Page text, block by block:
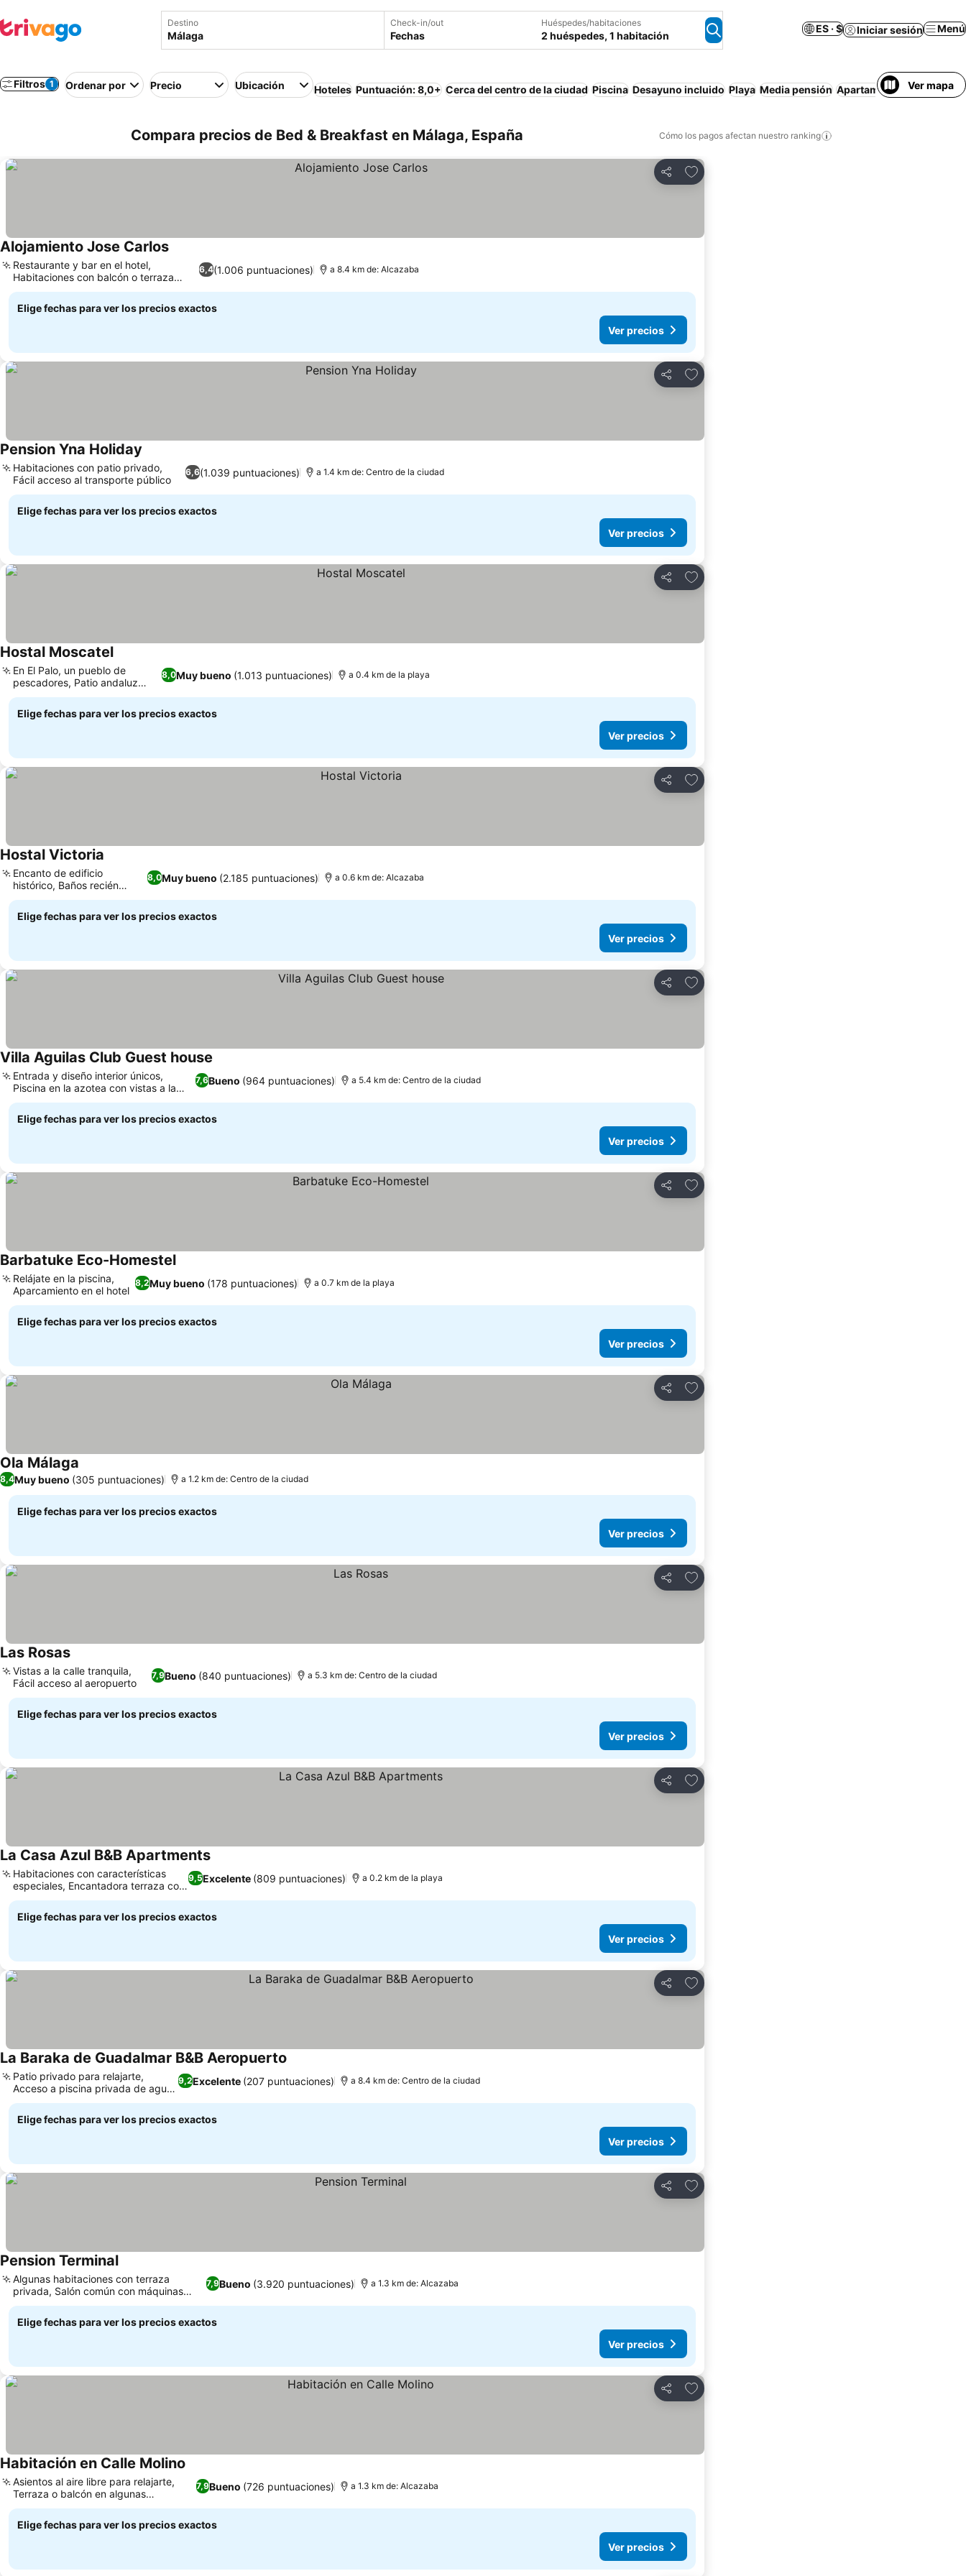
Destino Check-in/out
Fechas
Huéspedes/habitaciones
2 huéspedes, 1 habitación
ES · $ Iniciar sesión Menú
Filtros 1 Ordenar por Precio Ubicación Hoteles Puntuación: 8,0+ Cerca del centro de la ciudad Piscina Desayuno incluido Playa Media pensión Apartamento amueblado
Ver mapa
Compara precios de Bed & Breakfast en Málaga, España Cómo los pagos afectan nuestro ranking
Compartir
Agregar a favoritos
Alojamiento Jose Carlos
6,4(1.006 puntuaciones)
Restaurante y bar en el hotel,
Habitaciones con balcón o terraza
privados
a 8.4 km de: Alcazaba
Elige fechas para ver los precios exactos
Ver precios
Compartir
Agregar a favoritos
Pension Yna Holiday
6,6(1.039 puntuaciones)
Habitaciones con patio privado,
Fácil acceso al transporte público
a 1.4 km de: Centro de la ciudad
Elige fechas para ver los precios exactos
Ver precios
Compartir
Agregar a favoritos
Hostal Moscatel
8,0Muy bueno (1.013 puntuaciones)
En El Palo, un pueblo de
pescadores, Patio andaluz
tradicional
a 0.4 km de la playa
Elige fechas para ver los precios exactos
Ver precios
Compartir
Agregar a favoritos
Hostal Victoria
8,0Muy bueno (2.185 puntuaciones)
Encanto de edificio
histórico, Baños recién
reformados
a 0.6 km de: Alcazaba
Elige fechas para ver los precios exactos
Ver precios
Compartir
Agregar a favoritos
Villa Aguilas Club Guest house
7,6Bueno (964 puntuaciones)
Entrada y diseño interior únicos,
Piscina en la azotea con vistas a la
montaña
a 5.4 km de: Centro de la ciudad
Elige fechas para ver los precios exactos
Ver precios
Compartir
Agregar a favoritos
Barbatuke Eco-Homestel
8,2Muy bueno (178 puntuaciones)
Relájate en la piscina,
Aparcamiento en el hotel
a 0.7 km de la playa
Elige fechas para ver los precios exactos
Ver precios
Compartir
Agregar a favoritos
Ola Málaga
8,4Muy bueno (305 puntuaciones) a 1.2 km de: Centro de la ciudad
Elige fechas para ver los precios exactos
Ver precios
Compartir
Agregar a favoritos
Las Rosas
7,9Bueno (840 puntuaciones)
Vistas a la calle tranquila,
Fácil acceso al aeropuerto
a 5.3 km de: Centro de la ciudad
Elige fechas para ver los precios exactos
Ver precios
Compartir
Agregar a favoritos
La Casa Azul B&B Apartments
9,5Excelente (809 puntuaciones)
Habitaciones con características
especiales, Encantadora terraza con
jardín
a 0.2 km de la playa
Elige fechas para ver los precios exactos
Ver precios
Compartir
Agregar a favoritos
La Baraka de Guadalmar B&B Aeropuerto
9,2Excelente (207 puntuaciones)
Patio privado para relajarte,
Acceso a piscina privada de agua
salada
a 8.4 km de: Centro de la ciudad
Elige fechas para ver los precios exactos
Ver precios
Compartir
Agregar a favoritos
Pension Terminal
7,9Bueno (3.920 puntuaciones)
Algunas habitaciones con terraza
privada, Salón común con máquinas
expendedoras
a 1.3 km de: Alcazaba
Elige fechas para ver los precios exactos
Ver precios
Compartir
Agregar a favoritos
Habitación en Calle Molino
7,9Bueno (726 puntuaciones)
Asientos al aire libre para relajarte,
Terraza o balcón en algunas
habitaciones
a 1.3 km de: Alcazaba
Elige fechas para ver los precios exactos
Ver precios